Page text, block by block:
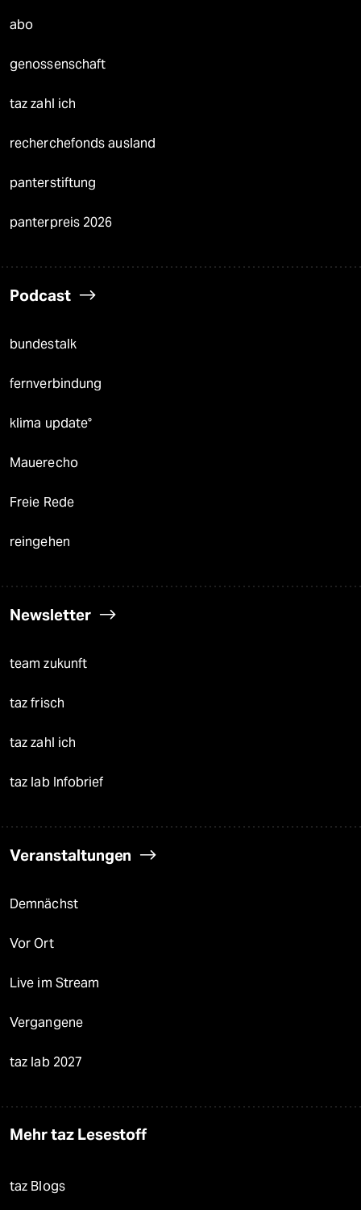
abo
genossenschaft
taz zahl ich
recherchefonds ausland
panterstiftung
panterpreis 2026
Podcast
bundestalk
fernverbindung
klima update°
Mauerecho
Freie Rede
reingehen
Newsletter
team zukunft
taz frisch
taz zahl ich
taz lab Infobrief
Veranstaltungen
Demnächst
Vor Ort
Live im Stream
Vergangene
taz lab 2027
Mehr taz Lesestoff
taz Blogs